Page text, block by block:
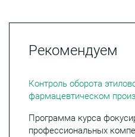
Рекомендуем
Контроль оборота
фармацевтическом
Программа курса
профессиональных